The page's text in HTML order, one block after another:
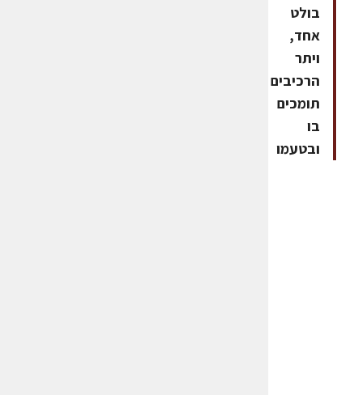
בולט
אחד,
ויתר
הרכיבים
תומכים
בו
ובטעמו